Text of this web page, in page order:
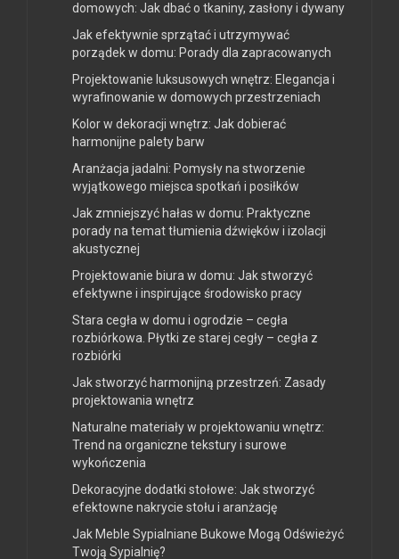
domowych: Jak dbać o tkaniny, zasłony i dywany
Jak efektywnie sprzątać i utrzymywać
porządek w domu: Porady dla zapracowanych
Projektowanie luksusowych wnętrz: Elegancja i
wyrafinowanie w domowych przestrzeniach
Kolor w dekoracji wnętrz: Jak dobierać
harmonijne palety barw
Aranżacja jadalni: Pomysły na stworzenie
wyjątkowego miejsca spotkań i posiłków
Jak zmniejszyć hałas w domu: Praktyczne
porady na temat tłumienia dźwięków i izolacji
akustycznej
Projektowanie biura w domu: Jak stworzyć
efektywne i inspirujące środowisko pracy
Stara cegła w domu i ogrodzie – cegła
rozbiórkowa. Płytki ze starej cegły – cegła z
rozbiórki
Jak stworzyć harmonijną przestrzeń: Zasady
projektowania wnętrz
Naturalne materiały w projektowaniu wnętrz:
Trend na organiczne tekstury i surowe
wykończenia
Dekoracyjne dodatki stołowe: Jak stworzyć
efektowne nakrycie stołu i aranżację
Jak Meble Sypialniane Bukowe Mogą Odświeżyć
Twoją Sypialnię?